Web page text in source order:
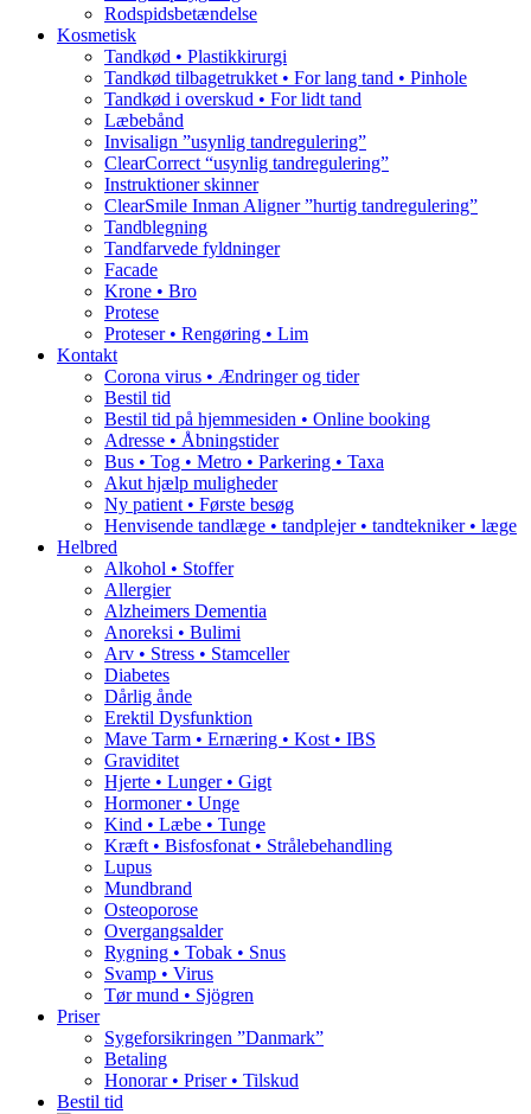
Rodspidsbetændelse
Kosmetisk
Tandkød • Plastikkirurgi
Tandkød tilbagetrukket • For lang tand • Pinhole
Tandkød i overskud • For lidt tand
Læbebånd
Invisalign ”usynlig tandregulering”
ClearCorrect “usynlig tandregulering”
Instruktioner skinner
ClearSmile Inman Aligner ”hurtig tandregulering”
Tandblegning
Tandfarvede fyldninger
Facade
Krone • Bro
Protese
Proteser • Rengøring • Lim
Kontakt
Corona virus • Ændringer og tider
Bestil tid
Bestil tid på hjemmesiden • Online booking
Adresse • Åbningstider
Bus • Tog • Metro • Parkering • Taxa
Akut hjælp muligheder
Ny patient • Første besøg
Henvisende tandlæge • tandplejer • tandtekniker • læge
Helbred
Alkohol • Stoffer
Allergier
Alzheimers Dementia
Anoreksi • Bulimi
Arv • Stress • Stamceller
Diabetes
Dårlig ånde
Erektil Dysfunktion
Mave Tarm • Ernæring • Kost • IBS
Graviditet
Hjerte • Lunger • Gigt
Hormoner • Unge
Kind • Læbe • Tunge
Kræft • Bisfosfonat • Strålebehandling
Lupus
Mundbrand
Osteoporose
Overgangsalder
Rygning • Tobak • Snus
Svamp • Virus
Tør mund • Sjögren
Priser
Sygeforsikringen ”Danmark”
Betaling
Honorar • Priser • Tilskud
Bestil tid